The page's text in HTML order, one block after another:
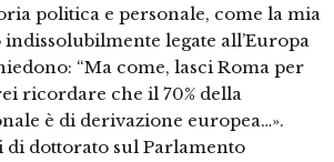
politica e personale, come la mia
legate all’Europa
“Ma come, lasci Roma per
ricordare che il 70% della
è di derivazione europea…».
di dottorato sul Parlamento